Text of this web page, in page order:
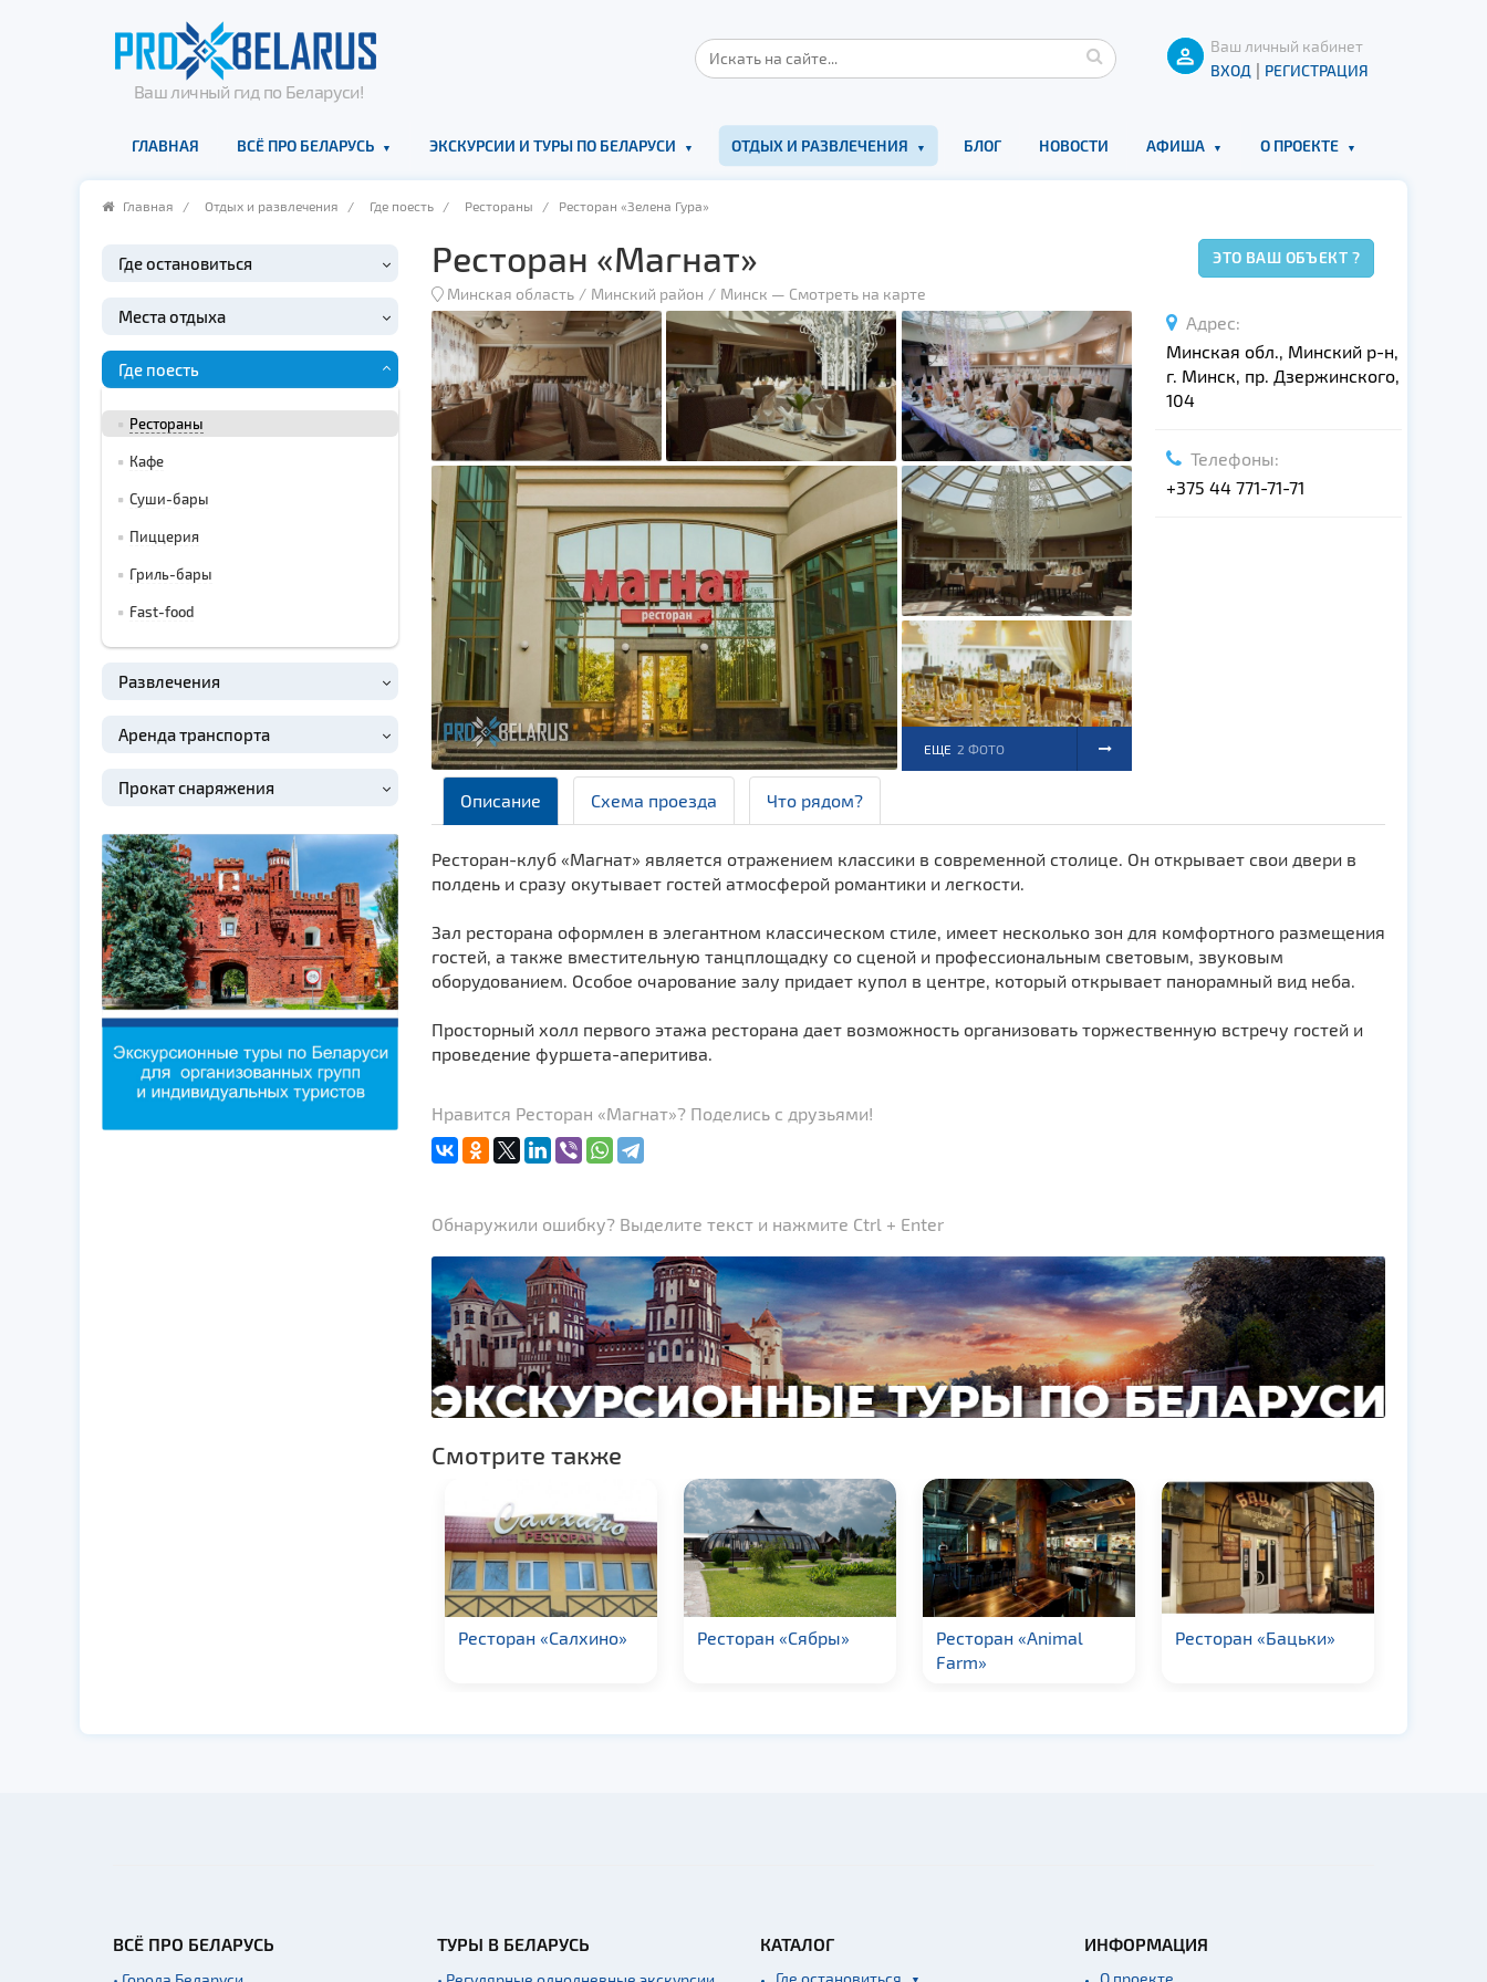
Ваш личный гид по Беларуси!
Ваш личный кабинет
ВХОД | РЕГИСТРАЦИЯ
ГЛАВНАЯ ВСЁ ПРО БЕЛАРУСЬ ЭКСКУРСИИ И ТУРЫ ПО БЕЛАРУСИ ОТДЫХ И РАЗВЛЕЧЕНИЯ БЛОГ НОВОСТИ АФИША О ПРОЕКТЕ
Главная / Отдых и развлечения / Где поесть / Рестораны / Ресторан «Зелена Гура»
Где остановиться
Места отдыха
Где поесть
Рестораны
Кафе
Суши-бары
Пиццерия
Гриль-бары
Fast-food
Развлечения
Аренда транспорта
Прокат снаряжения
ЭТО ВАШ ОБЪЕКТ ?
Ресторан «Магнат»
Минская область Минский район Минск — Смотреть на карте
ЕЩЕ 2 ФОТО
Адрес:
Минская обл., Минский р-н,
г. Минск, пр. Дзержинского,
104
Телефоны:
+375 44 771-71-71
Описание Схема проезда Что рядом?
Ресторан-клуб «Магнат» является отражением классики в современной столице. Он открывает свои двери в
полдень и сразу окутывает гостей атмосферой романтики и легкости.
Зал ресторана оформлен в элегантном классическом стиле, имеет несколько зон для комфортного размещения
гостей, а также вместительную танцплощадку со сценой и профессиональным световым, звуковым
оборудованием. Особое очарование залу придает купол в центре, который открывает панорамный вид неба.
Просторный холл первого этажа ресторана дает возможность организовать торжественную встречу гостей и
проведение фуршета-аперитива.
Нравится Ресторан «Магнат»? Поделись с друзьями!
Обнаружили ошибку? Выделите текст и нажмите Ctrl + Enter
Смотрите также
Ресторан «Сябры»
Ресторан «Animal
Ресторан «Бацьки» Ресторан «Клюква»
ВСЁ ПРО БЕЛАРУСЬ ТУРЫ В БЕЛАРУСЬ КАТАЛОГ
Где остановиться
ИНФОРМАЦИЯ
О проекте